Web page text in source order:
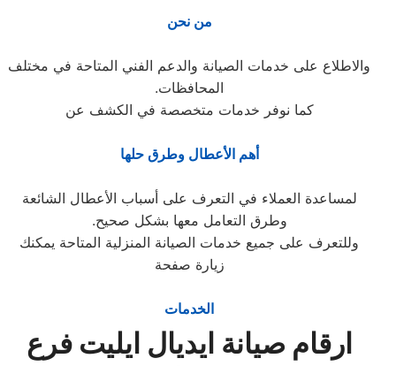
من نحن
والاطلاع على خدمات الصيانة والدعم الفني المتاحة في مختلف
المحافظات.
كما نوفر خدمات متخصصة في الكشف عن
أهم الأعطال وطرق حلها
لمساعدة العملاء في التعرف على أسباب الأعطال الشائعة
وطرق التعامل معها بشكل صحيح.
وللتعرف على جميع خدمات الصيانة المنزلية المتاحة يمكنك
زيارة صفحة
الخدمات
ارقام صيانة ايديال ايليت فرع